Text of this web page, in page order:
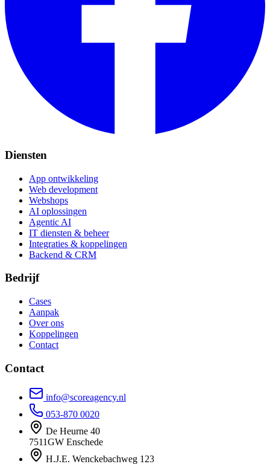
Diensten
App ontwikkeling
Web development
Webshops
AI oplossingen
Agentic AI
IT diensten & beheer
Integraties & koppelingen
Backend & CRM
Bedrijf
Cases
Aanpak
Over ons
Koppelingen
Contact
Contact
info@scoreagency.nl
053-870 0020
De Heurne 40
7511GW Enschede
H.J.E. Wenckebachweg 123